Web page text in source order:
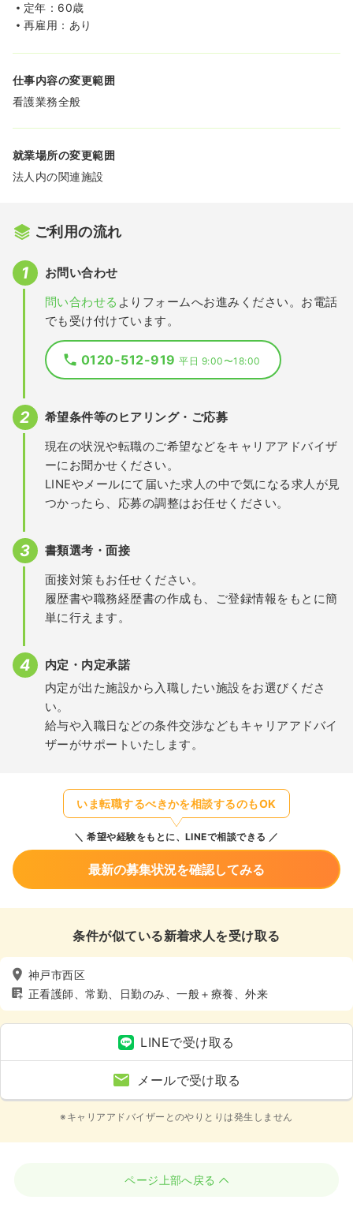
定年：60歳
再雇用：あり
仕事内容の変更範囲
看護業務全般
就業場所の変更範囲
法人内の関連施設
ご利用の流れ
お問い合わせ
問い合わせる よりフォームへお進みください。お電話
でも受け付けています。
0120-512-919平日 9:00〜18:00
希望条件等のヒアリング・ご応募
現在の状況や転職のご希望などをキャリアアドバイザ
ーにお聞かせください。
LINEやメールにて届いた求人の中で気になる求人が見
つかったら、応募の調整はお任せください。
書類選考・面接
面接対策もお任せください。
履歴書や職務経歴書の作成も、ご登録情報をもとに簡
単に行えます。
内定・内定承諾
内定が出た施設から入職したい施設をお選びくださ
い。
給与や入職日などの条件交渉などもキャリアアドバイ
ザーがサポートいたします。
いま転職するべきかを相談するのもOK
希望や経験をもとに、LINEで相談できる
最新の募集状況を確認してみる
条件が似ている新着求人を受け取る
神戸市西区
正看護師、常勤、日勤のみ、一般＋療養、外来
LINEで受け取る
メールで受け取る
※キャリアアドバイザーとのやりとりは発生しません
ページ上部へ戻る